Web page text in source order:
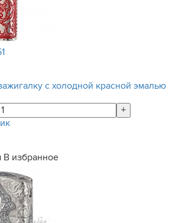
с холодной красной эмалью
+
В избранное